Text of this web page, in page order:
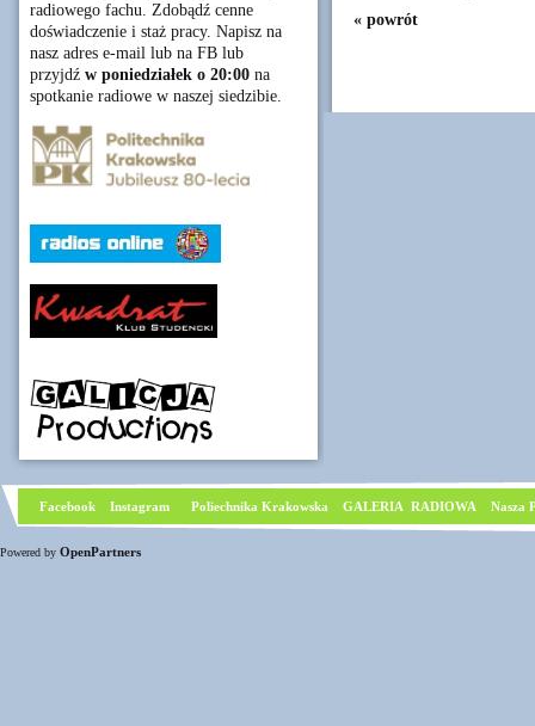
radiowego fachu. Zdobądź cenne
doświadczenie i staż pracy. Napisz na
nasz adres e-mail lub na FB lub
przyjdź w poniedziałek o 20:00 na
spotkanie radiowe w naszej siedzibie.
« powrót
Facebook Instagram Poliechnika Krakowska GALERIA RADIOWA Nasza
Powered by OpenPartners